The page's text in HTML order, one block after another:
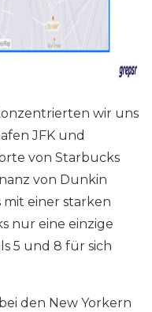
wir uns
JFK und
von Starbucks
von Dunkin
mit einer starken
nur eine einzige
5 und 8 für sich
den New Yorkern